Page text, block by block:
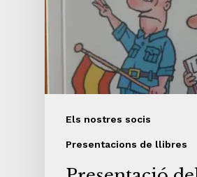
Els nostres socis
Presentacions de llibres